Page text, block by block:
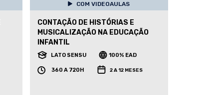
COM VIDEOAULAS
CONTAÇÃO DE HISTÓRIAS E
MUSICALIZAÇÃO NA EDUCAÇÃO
INFANTIL
LATO SENSU 100% EAD
360 A 720H 2 A 12 MESES